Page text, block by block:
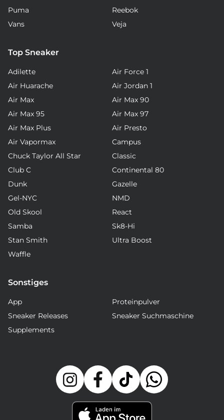
Puma
Reebok
Vans
Veja
Top Sneaker
Adilette
Air Force 1
Air Huarache
Air Jordan 1
Air Max
Air Max 90
Air Max 95
Air Max 97
Air Max Plus
Air Presto
Air Vapormax
Campus
Chuck Taylor All Star
Classic
Club C
Continental 80
Dunk
Gazelle
Gel-NYC
NMD
Old Skool
React
Samba
Sk8-Hi
Stan Smith
Ultra Boost
Waffle
Sonstiges
App
Proteinpulver
Sneaker Releases
Sneaker Suchmaschine
Supplements